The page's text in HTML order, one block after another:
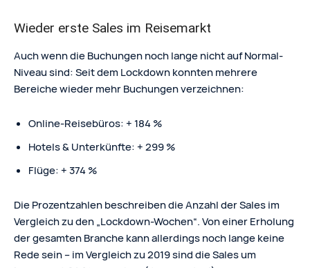
Wieder erste Sales im Reisemarkt
Auch wenn die Buchungen noch lange nicht auf Normal-
Niveau sind: Seit dem Lockdown konnten mehrere
Bereiche wieder mehr Buchungen verzeichnen:
Online-Reisebüros: + 184 %
Hotels & Unterkünfte: + 299 %
Flüge: + 374 %
Die Prozentzahlen beschreiben die Anzahl der Sales im
Vergleich zu den „Lockdown-Wochen“. Von einer Erholung
der gesamten Branche kann allerdings noch lange keine
Rede sein – im Vergleich zu 2019 sind die Sales um